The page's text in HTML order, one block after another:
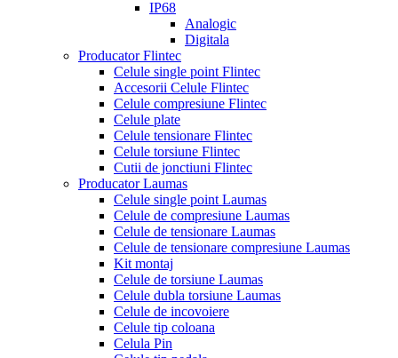
IP68
Analogic
Digitala
Producator Flintec
Celule single point Flintec
Accesorii Celule Flintec
Celule compresiune Flintec
Celule plate
Celule tensionare Flintec
Celule torsiune Flintec
Cutii de jonctiuni Flintec
Producator Laumas
Celule single point Laumas
Celule de compresiune Laumas
Celule de tensionare Laumas
Celule de tensionare compresiune Laumas
Kit montaj
Celule de torsiune Laumas
Celule dubla torsiune Laumas
Celule de incovoiere
Celule tip coloana
Celula Pin